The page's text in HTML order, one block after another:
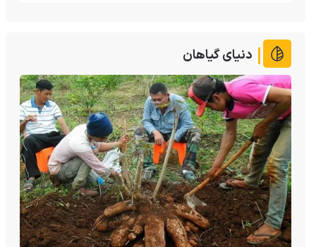
دنیای گیاهان